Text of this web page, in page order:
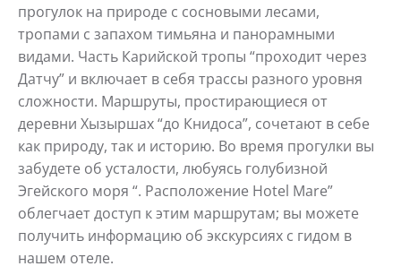
прогулок на природе с сосновыми лесами,
тропами с запахом тимьяна и панорамными
видами. Часть Карийской тропы “проходит через
Датчу” и включает в себя трассы разного уровня
сложности. Маршруты, простирающиеся от
деревни Хызыршах “до Книдоса”, сочетают в себе
как природу, так и историю. Во время прогулки вы
забудете об усталости, любуясь голубизной
Эгейского моря “. Расположение Hotel Mare”
облегчает доступ к этим маршрутам; вы можете
получить информацию об экскурсиях с гидом в
нашем отеле.